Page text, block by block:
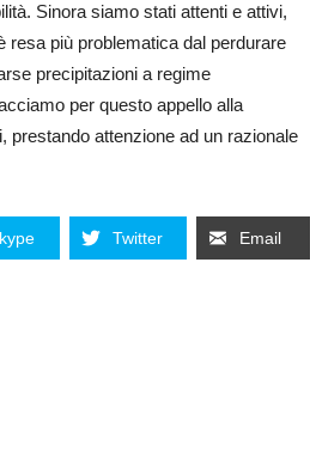
Sinora siamo stati attenti e attivi,
più problematica dal perdurare
precipitazioni a regime
per questo appello alla
prestando attenzione ad un razionale
Twitter Email